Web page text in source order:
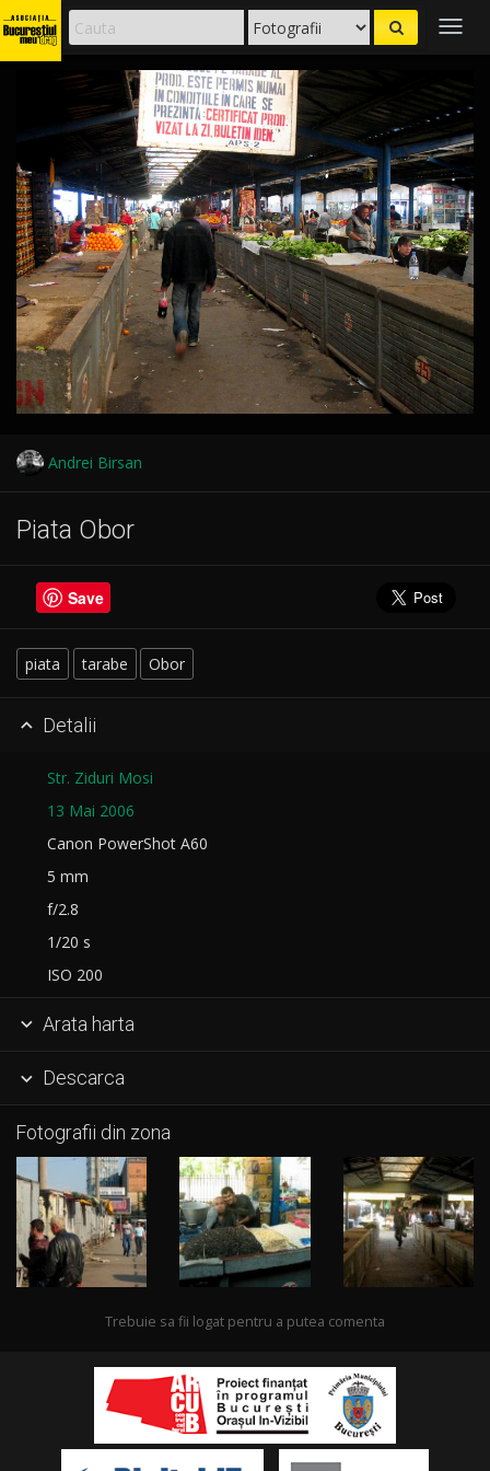
Andrei Birsan
Piata Obor
Save
piata tarabe Obor
 Detalii
Str. Ziduri Mosi
13 Mai 2006
Canon PowerShot A60
5 mm
f/2.8
1/20 s
ISO 200
 Arata harta
 Descarca
Fotografii din zona
Trebuie sa fii logat pentru a putea comenta